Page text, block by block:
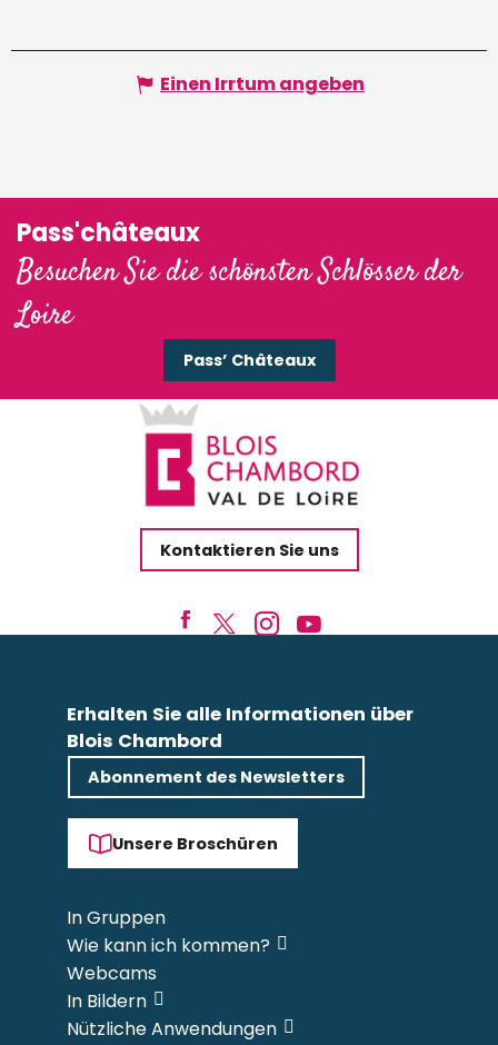
Einen Irrtum angeben
Pass'châteaux
Besuchen Sie die schönsten Schlösser der
Loire
Pass’ Châteaux
Kontaktieren Sie uns
Erhalten Sie alle Informationen über
Blois Chambord
Abonnement des Newsletters
Unsere Broschüren
In Gruppen
Wie kann ich kommen?
Webcams
In Bildern
Nützliche Anwendungen